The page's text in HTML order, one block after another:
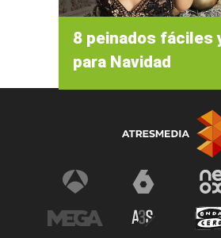
8 peinados fáciles
para Navidad